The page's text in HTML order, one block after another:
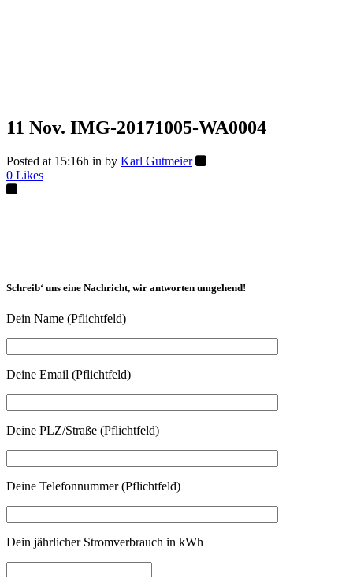
11 Nov. IMG-20171005-WA0004
Posted at 15:16h in by Karl Gutmeier
0 Likes
Schreib‘ uns eine Nachricht, wir antworten umgehend!
Dein Name (Pflichtfeld)
Deine Email (Pflichtfeld)
Deine PLZ/Straße (Pflichtfeld)
Deine Telefonnummer (Pflichtfeld)
Dein jährlicher Stromverbrauch in kWh